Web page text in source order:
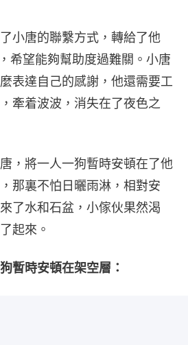
小唐的聯繫方式，轉給了他
希望能夠幫助度過難關。小唐
表達自己的感謝，他還需要工
牽着波波，消失在了夜色之
，將一人一狗暫時安頓在了他
那裏不怕日曬雨淋，相對安
了水和石盆，小傢伙果然渴
起來。
暫時安頓在架空層：